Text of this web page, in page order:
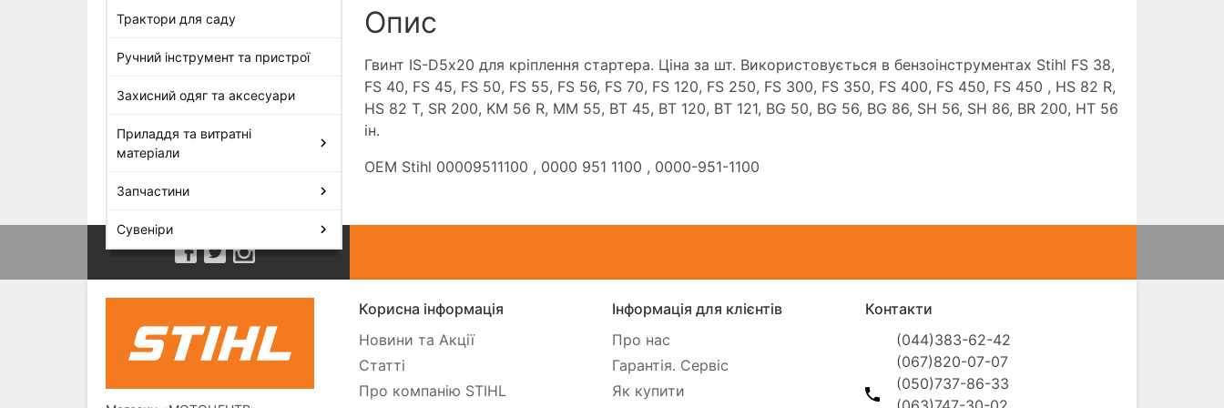
Трактори для саду
Ручний інструмент та пристрої
Захисний одяг та аксесуари
Приладдя та витратні
матеріали
Запчастини
Сувеніри
Опис
Гвинт IS-D5х20 для кріплення стартера. Ціна за шт. Використовується в бензоінструментах Stihl FS 38,
FS 40, FS 45, FS 50, FS 55, FS 56, FS 70, FS 120, FS 250, FS 300, FS 350, FS 400, FS 450, FS 450 , HS 82 R,
HS 82 T, SR 200, KM 56 R, MM 55, BT 45, BT 120, BT 121, BG 50, BG 56, BG 86, SH 56, SH 86, BR 200, HT 56
ін.
OEM Stihl 00009511100 , 0000 951 1100 , 0000-951-1100
Корисна інформація
Новини та Акції
Статті
Про компанію STIHL
Інформація для клієнтів
Про нас
Гарантія. Сервіс
Як купити
Контакти
(044)383-62-42
(067)820-07-07
(050)737-86-33